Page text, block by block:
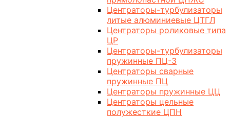
Центраторы-турбулизаторы
литые алюминиевые ЦТГЛ
Центраторы роликовые типа
ЦР
Центраторы-турбулизаторы
пружинные ПЦ-3
Центраторы сварные
пружинные ПЦ
Центраторы пружинные ЦЦ
Центраторы цельные
полужесткие ЦПН